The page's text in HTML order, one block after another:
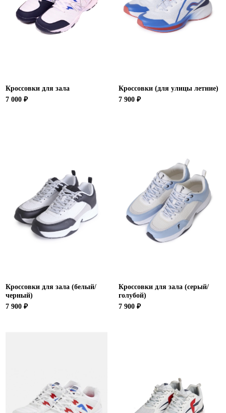
Новосибирская область (3)
Омская область (5)
Самарская область (1)
Томская область (1)
Тульская область (1)
Тюменская область (3)
Хакасия (1)
Ханты-Мансийский автономный округ (3)
Кроссовки для зала
7 000 ₽
Кроссовки (для улицы летние)
7 900 ₽
Кроссовки для зала (белый/
черный)
7 900 ₽
Кроссовки для зала (серый/
голубой)
7 900 ₽